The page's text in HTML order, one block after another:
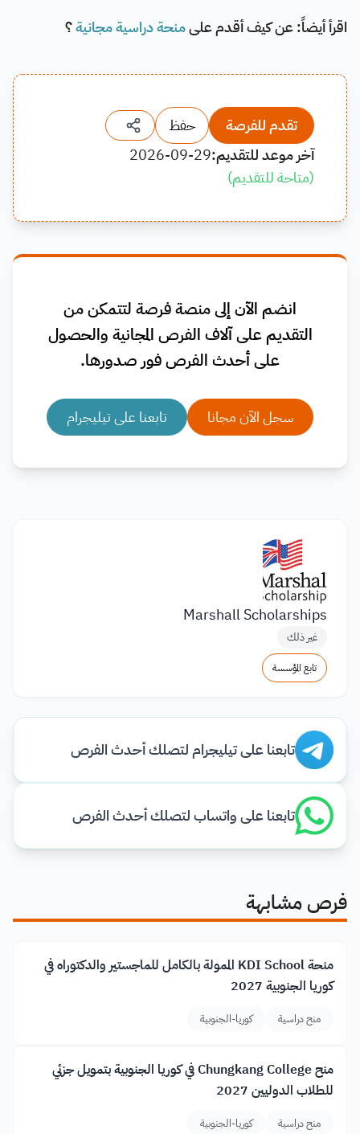
اقرأ أيضاً: عن كيف أقدم علىمنحة دراسية مجانية؟
تقدم للفرصة
حفظ
آخر موعد للتقديم:2026-09-29
(متاحة للتقديم)
انضم الآن إلى منصة فرصة لتتمكن من
التقديم على آلاف الفرص المجانية والحصول
على أحدث الفرص فور صدورها.
سجل الآن مجانا تابعنا على تيليجرام
Marshall Scholarships
غير ذلك
تابع المؤسسة
تابعنا على تيليجرام لتصلك أحدث الفرص
تابعنا على واتساب لتصلك أحدث الفرص
فرص مشابهة
منحة KDI School الممولة بالكامل للماجستير والدكتوراه في
كوريا الجنوبية 2027
منح دراسية كوريا-الجنوبية
منح Chungkang College في كوريا الجنوبية بتمويل جزئي
للطلاب الدوليين 2027
منح دراسية كوريا-الجنوبية